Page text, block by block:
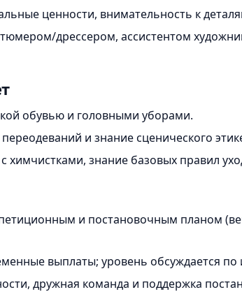
ценности, внимательность к
дрессером, ассистентом
обувью и головными уборами.
и знание сценического
химчистками, знание базовых правил
и постановочным планом
выплаты; уровень обсуждается по
дружная команда и поддержка